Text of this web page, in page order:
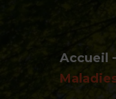
Accueil